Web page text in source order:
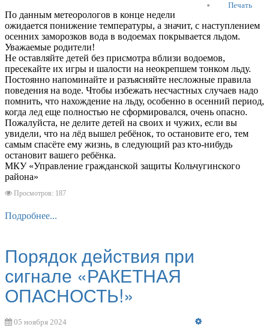
Печать
По данным метеорологов в конце недели
ожидается понижение температуры, а значит, с наступлением
осенних заморозков вода в водоемах покрывается льдом.
Уважаемые родители!
Не оставляйте детей без присмотра вблизи водоемов,
пресекайте их игры и шалости на неокрепшем тонком льду.
Постоянно напоминайте и разъясняйте несложные правила
поведения на воде. Чтобы избежать несчастных случаев надо
помнить, что нахождение на льду, особенно в осенний период,
когда лед еще полностью не сформировался, очень опасно.
Пожалуйста, не делите детей на своих и чужих, если вы
увидели, что на лёд вышел ребёнок, то остановите его, тем
самым спасёте ему жизнь, в следующий раз кто-нибудь
остановит вашего ребёнка.
МКУ «Управление гражданской защиты Кольчугинского
района»
Просмотров: 187
Подробнее...
Порядок действия при
сигнале «РАКЕТНАЯ
ОПАСНОСТЬ!»
05 ноября 2024